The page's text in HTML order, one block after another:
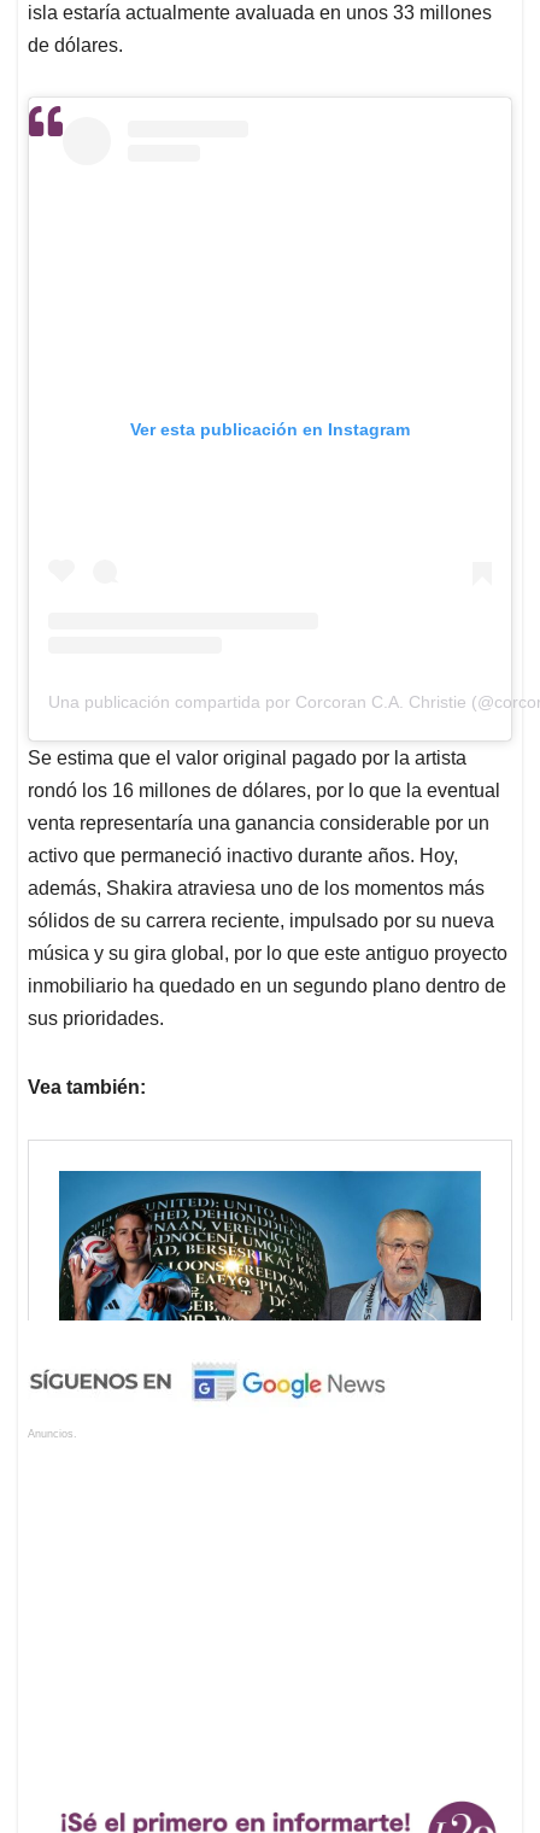
isla estaría actualmente avaluada en unos 33 millones
de dólares.
Ver esta publicación en Instagram
Una publicación compartida por Corcoran C.A. Christie
Se estima que el valor original pagado por la artista
rondó los 16 millones de dólares, por lo que la eventual
venta representaría una ganancia considerable por un
activo que permaneció inactivo durante años. Hoy,
además, Shakira atraviesa uno de los momentos más
sólidos de su carrera reciente, impulsado por su nueva
música y su gira global, por lo que este antiguo proyecto
inmobiliario ha quedado en un segundo plano dentro de
sus prioridades.
Vea también:
Anuncios.